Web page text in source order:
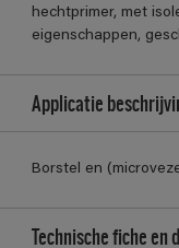
hechtprimer, met
eigenschappen,
Applicatie
Borstel en
Technische fiche en